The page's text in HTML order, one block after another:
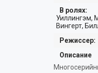
В ролях:
Уиллингэм,
Вингерт,
Режиссер:
Описание